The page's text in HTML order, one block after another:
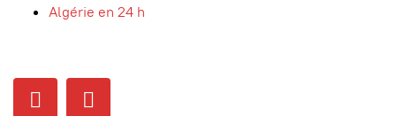
Algérie en 24 h